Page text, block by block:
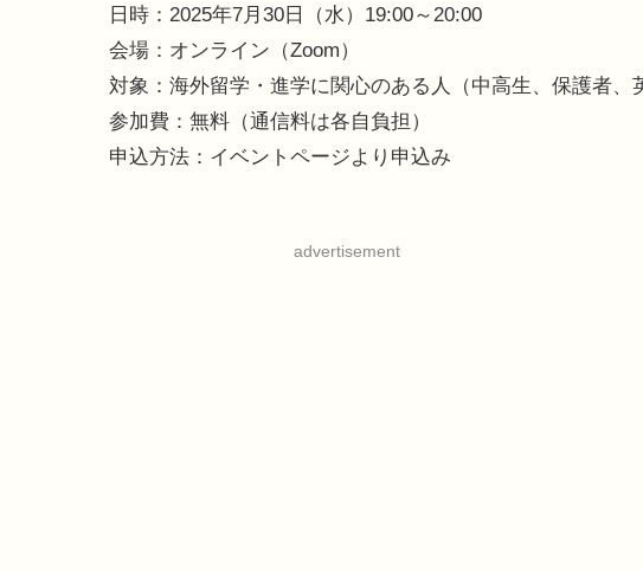
日時：2025年7月30日（水）19:00～20:00
会場：オンライン（Zoom）
対象：海外留学・進学に関心のある人（中高生、保護者、
参加費：無料（通信料は各自負担）
申込方法：イベントページより申込み
advertisement